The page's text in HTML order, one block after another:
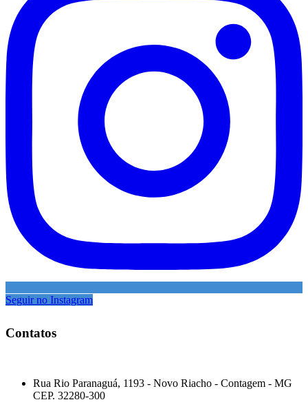
Seguir no Instagram
Contatos
Rua Rio Paranaguá, 1193 - Novo Riacho - Contagem - MG
CEP. 32280-300